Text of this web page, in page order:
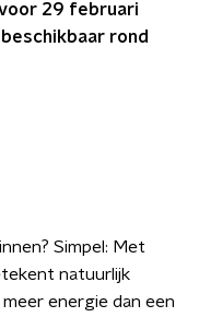
29 februari
rond
Simpel: Met
natuurlijk
energie dan een